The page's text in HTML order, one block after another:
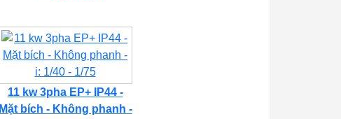
11 kw 3pha EP+ IP44 -
Mặt bích - Không phanh -